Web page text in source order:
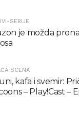
SERIJE
je možda
SCENA
kafa i svemir:
– Play!Cast –